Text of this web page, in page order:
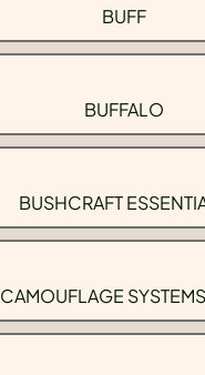
BUFF
BUFFALO
BUSHCRAFT
CAMOUFLAGE